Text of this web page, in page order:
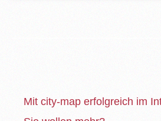
Mit city-map erfolgreich im